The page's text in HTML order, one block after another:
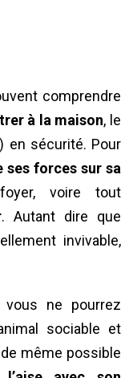
comprendre
à la maison, le
en sécurité. Pour
forces sur sa
voire tout
. Autant dire que
invivable,
ne pourrez
sociable et
même possible